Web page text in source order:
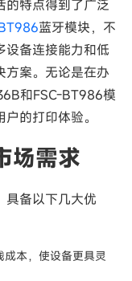
的特点得到了广泛
蓝牙模块，不
设备连接能力和低
方案。无论是在办
和FSC-BT986模
的打印体验。
场需求
具备以下几大优
本，使设备更具灵